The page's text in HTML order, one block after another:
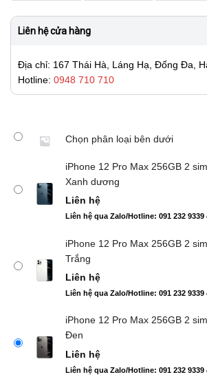
Liên hệ cửa hàng
Địa chỉ: 167 Thái Hà, Láng Hạ, Đống Đa,
Hotline: 0948 710 710
Chọn phân loại bên dưới
iPhone 12 Pro Max 256GB 2
Xanh dương
Liên hệ
Liên hệ qua Zalo/Hotline: 091 232
iPhone 12 Pro Max 256GB 2
Trắng
Liên hệ
Liên hệ qua Zalo/Hotline: 091 232
iPhone 12 Pro Max 256GB 2
Đen
Liên hệ
Liên hệ qua Zalo/Hotline: 091 232